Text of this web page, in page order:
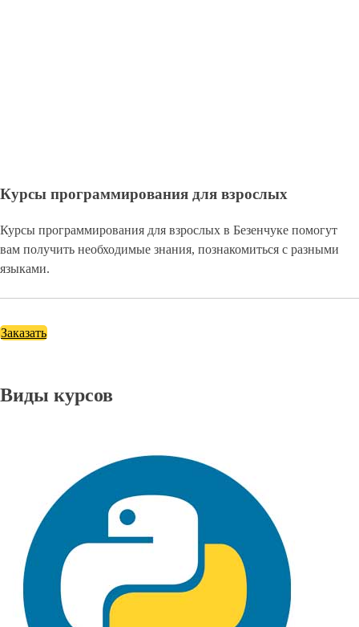
Курсы программирования для взрослых
Курсы программирования для взрослых в Безенчуке помогут
вам получить необходимые знания, познакомиться с разными
языками.
Заказать
Виды курсов